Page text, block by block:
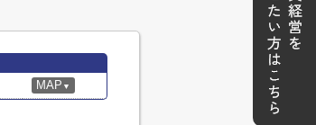
MAP ▼